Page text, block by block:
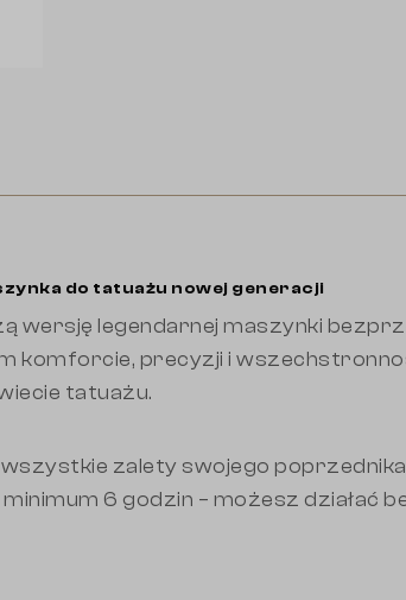
do tatuażu nowej generacji
wersję legendarnej maszynki
komforcie, precyzji i
tatuażu.
zalety swojego
6 godzin – możesz działać